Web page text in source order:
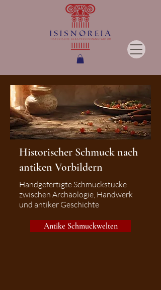
Historischer Schmuck nach
antiken Vorbildern
Handgefertigte Schmuckstücke
zwischen Archäologie, Handwerk
und antiker Geschichte
Antike Schmuckwelten